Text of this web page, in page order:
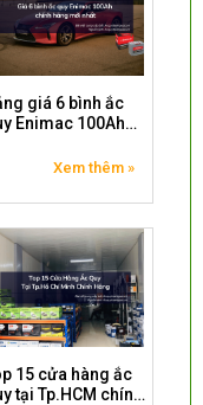
giá 6 bình ắc
Enimac 100Ah
Xem thêm »
15 cửa hàng ắc
tại Tp.HCM chính